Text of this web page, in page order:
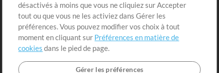
Extras
Sessions
Soumettre votre contenu
Listes de lecture
Conférence MT
désactivés à moins que vous ne cliquiez sur Accepter
tout ou que vous ne les activiez dans Gérer les
préférences. Vous pouvez modifier vos choix à tout
moment en cliquant sur Préférences en matière de
cookies dans le pied de page.
Gérer les préférences